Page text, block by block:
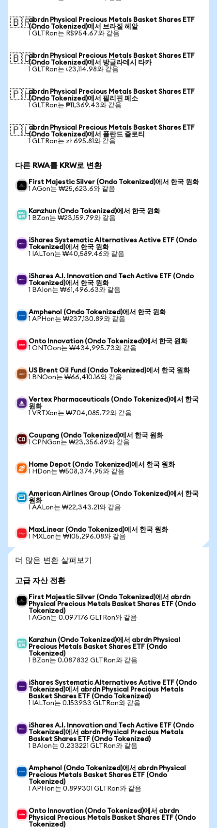
🇧🇷abrdn Physical Precious Metals Basket Shares ETF
(Ondo Tokenized)에서 브라질 헤알
1 GLTRon는 R$954.67와 같음
🇧🇩abrdn Physical Precious Metals Basket Shares ETF
(Ondo Tokenized)에서 방글라데시 타카
1 GLTRon는 ৳23,114.98와 같음
🇵🇭abrdn Physical Precious Metals Basket Shares ETF
(Ondo Tokenized)에서 필리핀 페소
1 GLTRon는 ₱11,369.43와 같음
🇵🇱abrdn Physical Precious Metals Basket Shares ETF
(Ondo Tokenized)에서 폴란드 즐로티
1 GLTRon는 zł 695.81와 같음
다른 RWA를 KRW로 변환
First Majestic Silver (Ondo Tokenized)에서 한국 원화
1 AGon는 ₩25,623.6와 같음
Kanzhun (Ondo Tokenized)에서 한국 원화
1 BZon는 ₩23,159.79와 같음
iShares Systematic Alternatives Active ETF (Ondo
Tokenized)에서 한국 원화
1 IALTon는 ₩40,589.46와 같음
iShares A.I. Innovation and Tech Active ETF (Ondo
Tokenized)에서 한국 원화
1 BAIon는 ₩61,496.63와 같음
Amphenol (Ondo Tokenized)에서 한국 원화
1 APHon는 ₩237,130.89와 같음
Onto Innovation (Ondo Tokenized)에서 한국 원화
1 ONTOon는 ₩434,995.73와 같음
US Brent Oil Fund (Ondo Tokenized)에서 한국 원화
1 BNOon는 ₩66,410.16와 같음
Vertex Pharmaceuticals (Ondo Tokenized)에서 한국
원화
1 VRTXon는 ₩704,085.72와 같음
Coupang (Ondo Tokenized)에서 한국 원화
1 CPNGon는 ₩23,356.89와 같음
Home Depot (Ondo Tokenized)에서 한국 원화
1 HDon는 ₩508,374.95와 같음
American Airlines Group (Ondo Tokenized)에서 한국
원화
1 AALon는 ₩22,343.21와 같음
MaxLinear (Ondo Tokenized)에서 한국 원화
1 MXLon는 ₩105,296.08와 같음
더 많은 변환 살펴보기
고급 자산 전환
First Majestic Silver (Ondo Tokenized)에서 abrdn
Physical Precious Metals Basket Shares ETF (Ondo
Tokenized)
1 AGon는 0.097176 GLTRon와 같음
Kanzhun (Ondo Tokenized)에서 abrdn Physical
Precious Metals Basket Shares ETF (Ondo
Tokenized)
1 BZon는 0.087832 GLTRon와 같음
iShares Systematic Alternatives Active ETF (Ondo
Tokenized)에서 abrdn Physical Precious Metals
Basket Shares ETF (Ondo Tokenized)
1 IALTon는 0.153933 GLTRon와 같음
iShares A.I. Innovation and Tech Active ETF (Ondo
Tokenized)에서 abrdn Physical Precious Metals
Basket Shares ETF (Ondo Tokenized)
1 BAIon는 0.233221 GLTRon와 같음
Amphenol (Ondo Tokenized)에서 abrdn Physical
Precious Metals Basket Shares ETF (Ondo
Tokenized)
1 APHon는 0.899301 GLTRon와 같음
Onto Innovation (Ondo Tokenized)에서 abrdn
Physical Precious Metals Basket Shares ETF (Ondo
Tokenized)